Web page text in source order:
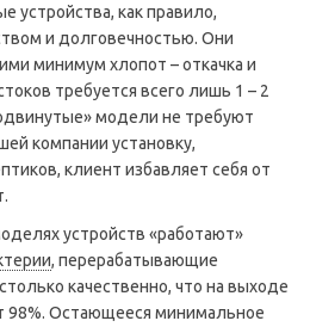
как правило,
и долговечностью. Они
минимум хлопот – откачка и
требуется всего лишь 1 – 2
модели не требуют
компании установку,
клиент избавляет себя от
устройств «работают»
, перерабатывающие
качественно, что на выходе
98%. Остающееся минимальное